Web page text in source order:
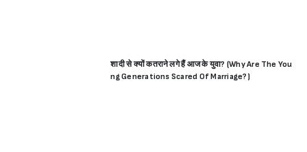
शादी से क्यों कतराने लगे हैं आज के युवा? (Why Are The You
ng Generations Scared Of Marriage?)